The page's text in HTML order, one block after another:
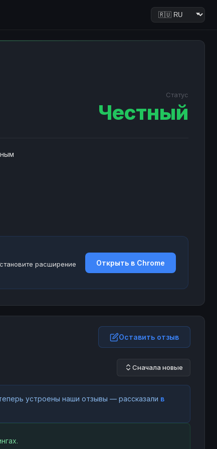
Статус
Честный
расширение
Открыть в Chrome
Оставить отзыв
Сначала новые
устроены наши отзывы — рассказали в